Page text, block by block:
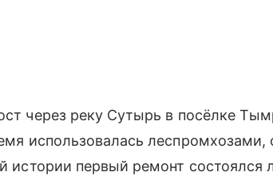
через реку Сутырь в посёлке
использовалась
истории первый ремонт состоялся